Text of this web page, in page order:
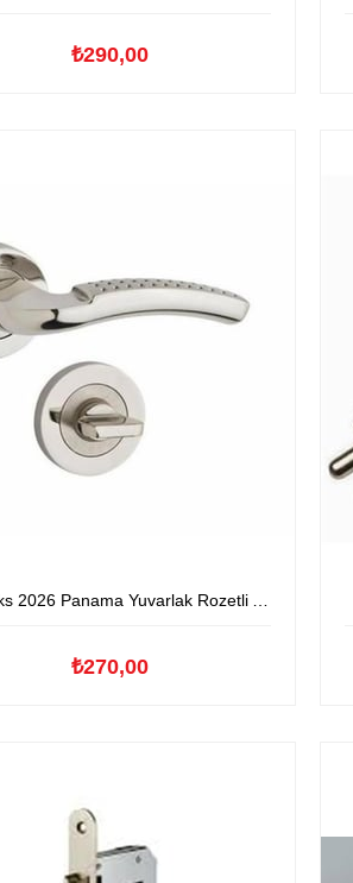
₺290,00
Panama Yuvarlak Rozetli Aluminyum Kapıkolu
₺270,00